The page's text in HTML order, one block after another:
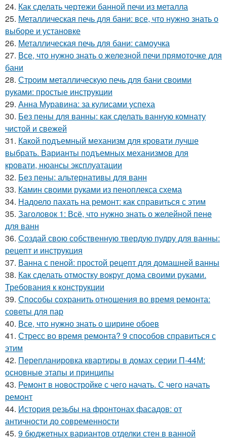
24. Как сделать чертежи банной печи из металла
25. Металлическая печь для бани: все, что нужно знать о
выборе и установке
26. Металлическая печь для бани: самоучка
27. Все, что нужно знать о железной печи прямоточке для
бани
28. Строим металлическую печь для бани своими
руками: простые инструкции
29. Анна Муравина: за кулисами успеха
30. Без пены для ванны: как сделать ванную комнату
чистой и свежей
31. Какой подъемный механизм для кровати лучше
выбрать. Варианты подъемных механизмов для
кровати, нюансы эксплуатации
32. Без пены: альтернативы для ванн
33. Камин своими руками из пеноплекса схема
34. Надоело пахать на ремонт: как справиться с этим
35. Заголовок 1: Всё, что нужно знать о желейной пенe
для ванн
36. Создай свою собственную твердую пудру для ванны:
рецепт и инструкция
37. Ванна с пеной: простой рецепт для домашней ванны
38. Как сделать отмостку вокруг дома своими руками.
Требования к конструкции
39. Способы сохранить отношения во время ремонта:
советы для пар
40. Все, что нужно знать о ширине обоев
41. Стресс во время ремонта? 9 способов справиться с
этим
42. Перепланировка квартиры в домах серии П-44М:
основные этапы и принципы
43. Ремонт в новостройке с чего начать. С чего начать
ремонт
44. История резьбы на фронтонах фасадов: от
античности до современности
45. 9 бюджетных вариантов отделки стен в ванной